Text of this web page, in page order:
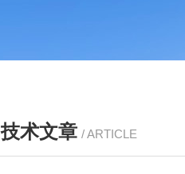
技术文章 / ARTICLE